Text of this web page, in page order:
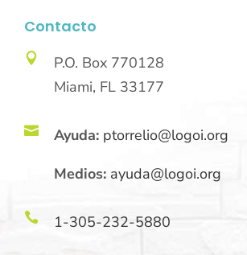
Contacto

P.O. Box 770128
Miami, FL 33177
 Ayuda: ptorrelio@logoi.org
Medios: ayuda@logoi.org
 1-305-232-5880